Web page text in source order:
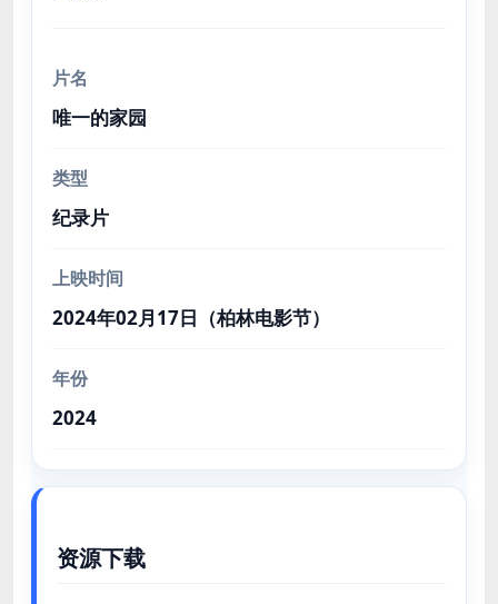
片名
唯一的家园
类型
纪录片
上映时间
2024年02月17日（柏林电影节）
年份
2024
资源下载